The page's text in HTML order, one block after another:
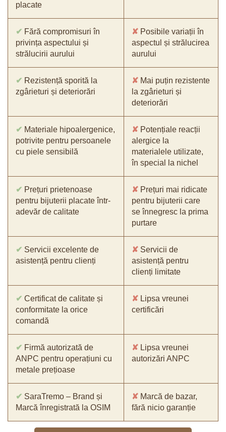
placate
✔ Fără compromisuri în
privința aspectului și
strălucirii aurului
✘ Posibile variații în
aspectul și strălucirea
aurului
✔ Rezistență sporită la
zgârieturi și deteriorări
✘ Mai puțin rezistente
la zgârieturi și
deteriorări
✔ Materiale hipoalergenice,
potrivite pentru persoanele
cu piele sensibilă
✘ Potențiale reacții
alergice la
materialele utilizate,
în special la nichel
✔ Prețuri prietenoase
pentru bijuterii placate într-
adevăr de calitate
✘ Prețuri mai ridicate
pentru bijuterii care
se înnegresc la prima
purtare
✔ Servicii excelente de
asistență pentru clienți
✘ Servicii de
asistență pentru
clienți limitate
✔ Certificat de calitate și
conformitate la orice
comandă
✘ Lipsa vreunei
certificări
✔ Firmă autorizată de
ANPC pentru operațiuni cu
metale prețioase
✘ Lipsa vreunei
autorizări ANPC
✔ SaraTremo – Brand și
Marcă înregistrată la OSIM
✘ Marcă de bazar,
fără nicio garanție